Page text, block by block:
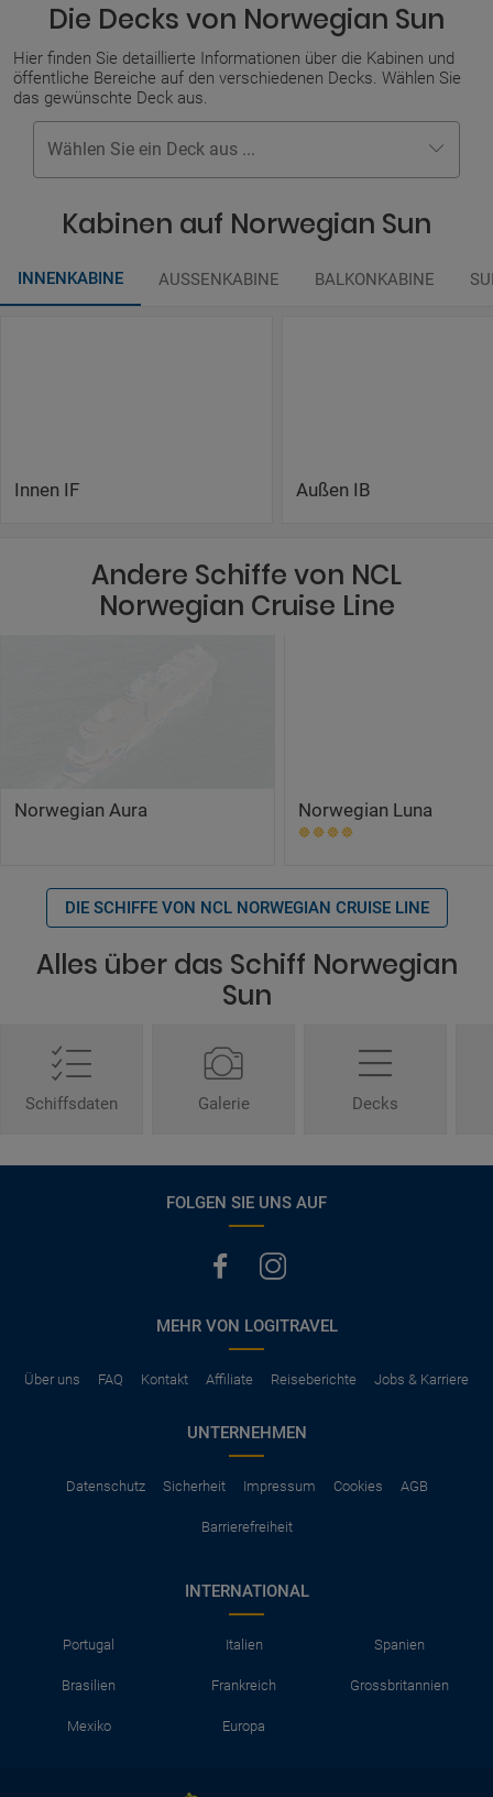
Die Decks von Norwegian Sun
Hier finden Sie detaillierte Informationen über die Kabinen und
öffentliche Bereiche auf den verschiedenen Decks. Wählen Sie
das gewünschte Deck aus.
Wählen Sie ein Deck aus ...
Kabinen auf Norwegian Sun
INNENKABINE AUSSENKABINE BALKONKABINE
Innen IF Außen IB
Andere Schiffe von NCL
Norwegian Cruise Line
Norwegian Aura Norwegian Luna
DIE SCHIFFE VON NCL NORWEGIAN CRUISE LINE
Alles über das Schiff Norwegian
Sun
Schiffsdaten Galerie Decks
FOLGEN SIE UNS AUF
MEHR VON LOGITRAVEL
Über uns FAQ Kontakt Affiliate Reiseberichte Jobs & Karriere
UNTERNEHMEN
Datenschutz Sicherheit Impressum Cookies AGB
Barrierefreiheit
INTERNATIONAL
Portugal Italien Spanien
Brasilien Frankreich Grossbritannien
Mexiko Europa